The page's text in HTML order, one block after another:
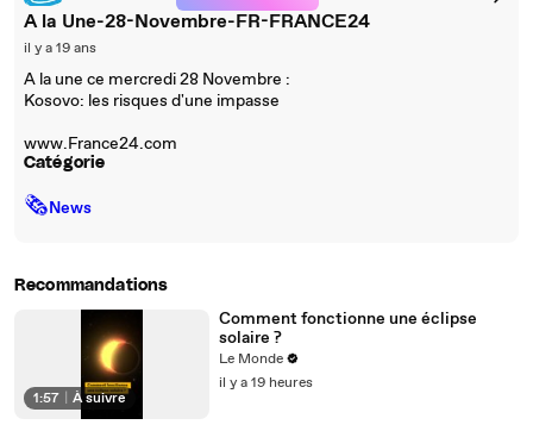
A la Une-28-Novembre-FR-FRANCE24
il y a 19 ans
A la une ce mercredi 28 Novembre :
Kosovo: les risques d'une impasse
www.France24.com
Catégorie
🗞News
Recommandations
1:57 À suivre
Comment fonctionne une éclipse
solaire ?
Le Monde
il y a 19 heures